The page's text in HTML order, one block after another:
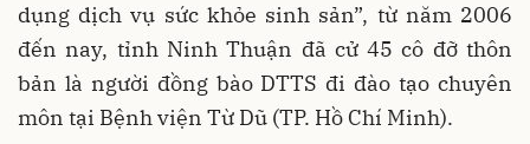
dụng dịch vụ sức khỏe sinh sản”, từ năm 2006
đến nay, tỉnh Ninh Thuận đã cử 45 cô đỡ thôn
bản là người đồng bào DTTS đi đào tạo chuyên
môn tại Bệnh viện Từ Dũ (TP. Hồ Chí Minh).